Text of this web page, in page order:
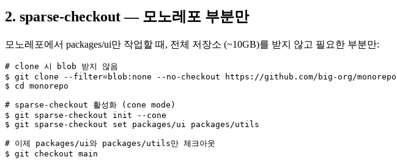
2. sparse-checkout — 모노레포 부분만
모노레포에서 packages/ui만 작업할 때, 전체 저장소 (~10GB)를 받지 않고 필요한 부분만:
# clone 시 blob 받지 않음
$ git clone --filter=blob:none --no-checkout https://github.com/big-org/monorepo
$ cd monorepo
# sparse-checkout 활성화 (cone mode)
$ git sparse-checkout init --cone
$ git sparse-checkout set packages/ui packages/utils
# 이제 packages/ui와 packages/utils만 체크아웃
$ git checkout main